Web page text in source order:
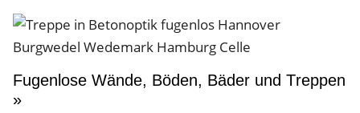
Fugenlose Wände, Böden, Bäder und Treppen
»